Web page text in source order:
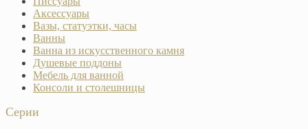
Аксессуары
Вазы, статуэтки, часы
Ванны
Ванна из искусственного камня
Душевые поддоны
Мебель для ванной
Консоли и столешницы
Серии